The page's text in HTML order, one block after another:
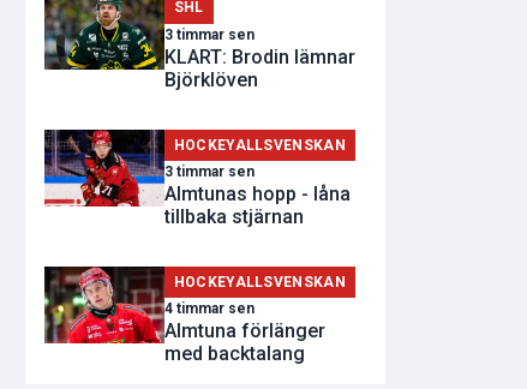
SHL
3 timmar sen
KLART: Brodin lämnar
Björklöven
HOCKEYALLSVENSKAN
3 timmar sen
Almtunas hopp - låna
tillbaka stjärnan
HOCKEYALLSVENSKAN
4 timmar sen
Almtuna förlänger
med backtalang